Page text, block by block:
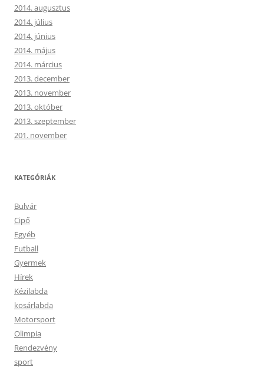
2014. augusztus
2014. július
2014. június
2014. május
2014. március
2013. december
2013. november
2013. október
2013. szeptember
201. november
KATEGÓRIÁK
Bulvár
Cipő
Egyéb
Futball
Gyermek
Hírek
Kézilabda
kosárlabda
Motorsport
Olimpia
Rendezvény
sport